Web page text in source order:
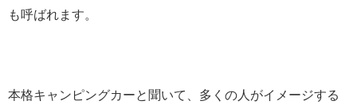
も呼ばれます。
本格キャンピングカーと聞いて、多くの人がイメージする